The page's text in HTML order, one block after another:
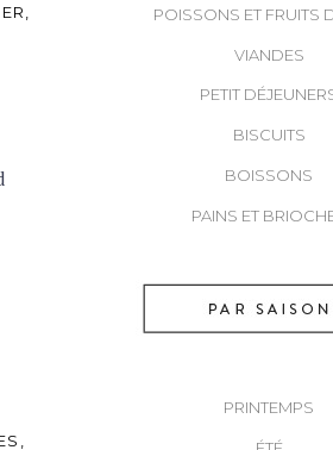
POISSONS ET FRUITS
VIANDES
PETIT
BISCUITS
BOISSONS
PAINS ET
PRINTEMPS